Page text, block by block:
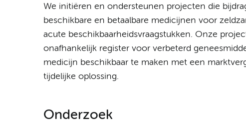
We initiëren en ondersteunen projecten die
beschikbare en betaalbare medicijnen voor
acute beschikbaarheidsvraagstukken. Onze
onafhankelijk register voor verbeterd
medicijn beschikbaar te maken met een
tijdelijke oplossing.
Onderzoek